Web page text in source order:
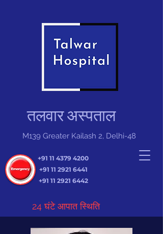
तलवार अस्पताल
+91 11 4379 4200
+91 11 2921 6441
+91 11 2921 6442
24 घंटे आपात स्थिति
M139 Greater Kailash 2, Delhi-48